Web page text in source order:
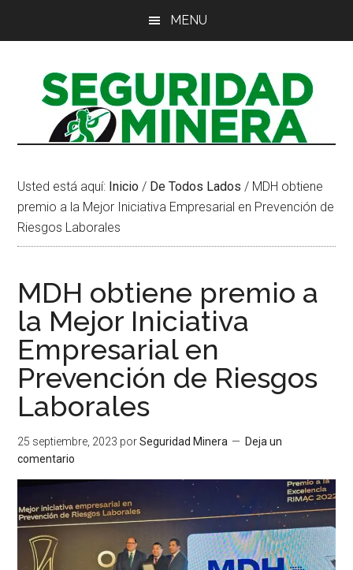
principal
MENU
Usted está aquí: Inicio / De Todos Lados / MDH obtiene
premio a la Mejor Iniciativa Empresarial en Prevención de
Riesgos Laborales
MDH obtiene premio a
la Mejor Iniciativa
Empresarial en
Prevención de Riesgos
Laborales
25 septiembre, 2023 porSeguridad Minera
Deja un
comentario